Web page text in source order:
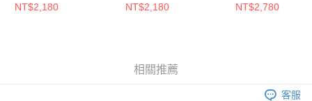
NT$2,180
39744602
NT$2,180
鞋 39508202
NT$2,780
相關推薦
客服